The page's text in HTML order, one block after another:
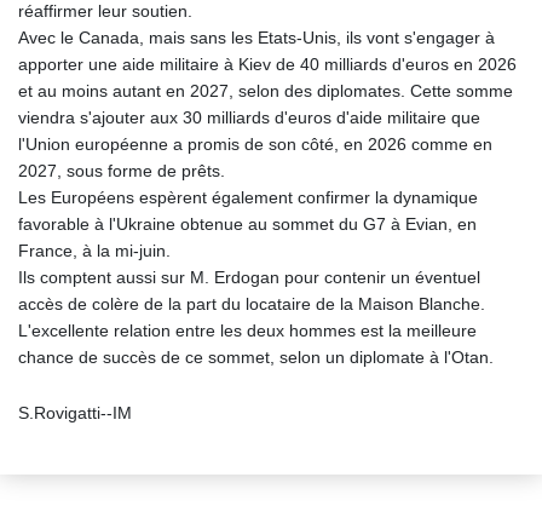
réaffirmer leur soutien.
Avec le Canada, mais sans les Etats-Unis, ils vont s'engager à
apporter une aide militaire à Kiev de 40 milliards d'euros en 2026
et au moins autant en 2027, selon des diplomates. Cette somme
viendra s'ajouter aux 30 milliards d'euros d'aide militaire que
l'Union européenne a promis de son côté, en 2026 comme en
2027, sous forme de prêts.
Les Européens espèrent également confirmer la dynamique
favorable à l'Ukraine obtenue au sommet du G7 à Evian, en
France, à la mi-juin.
Ils comptent aussi sur M. Erdogan pour contenir un éventuel
accès de colère de la part du locataire de la Maison Blanche.
L'excellente relation entre les deux hommes est la meilleure
chance de succès de ce sommet, selon un diplomate à l'Otan.
S.Rovigatti--IM